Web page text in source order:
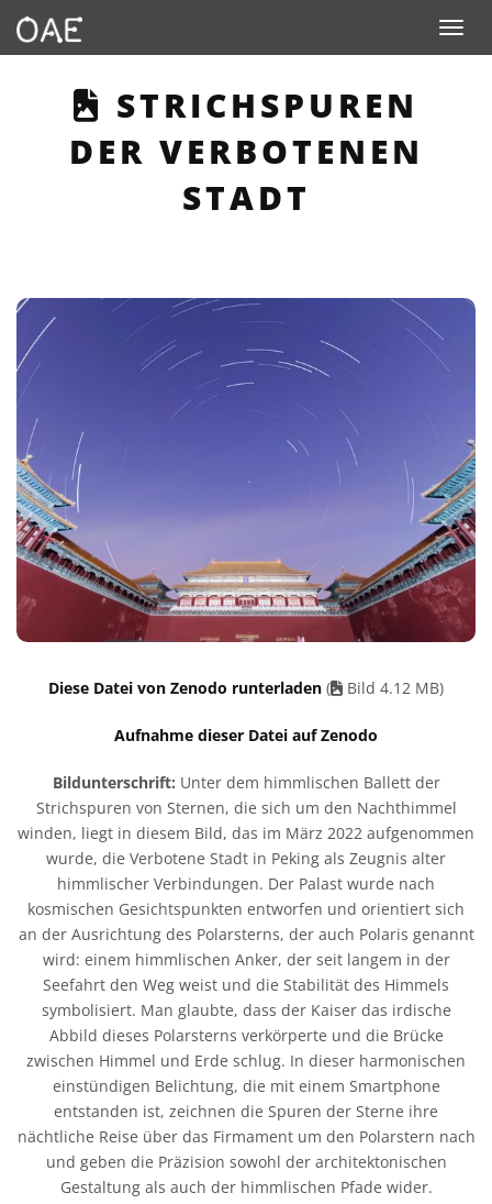
Toggle
THIS PAGE
STRICHSPUREN
DER VERBOTENEN
STADT
Diese Datei von Zenodo runterladen ( Bild 4.12 MB)
Aufnahme dieser Datei auf Zenodo
Bildunterschrift: Unter dem himmlischen Ballett der
Strichspuren von Sternen, die sich um den Nachthimmel
winden, liegt in diesem Bild, das im März 2022 aufgenommen
wurde, die Verbotene Stadt in Peking als Zeugnis alter
himmlischer Verbindungen. Der Palast wurde nach
kosmischen Gesichtspunkten entworfen und orientiert sich
an der Ausrichtung des Polarsterns, der auch Polaris genannt
wird: einem himmlischen Anker, der seit langem in der
Seefahrt den Weg weist und die Stabilität des Himmels
symbolisiert. Man glaubte, dass der Kaiser das irdische
Abbild dieses Polarsterns verkörperte und die Brücke
zwischen Himmel und Erde schlug. In dieser harmonischen
einstündigen Belichtung, die mit einem Smartphone
entstanden ist, zeichnen die Spuren der Sterne ihre
nächtliche Reise über das Firmament um den Polarstern nach
und geben die Präzision sowohl der architektonischen
Gestaltung als auch der himmlischen Pfade wider.